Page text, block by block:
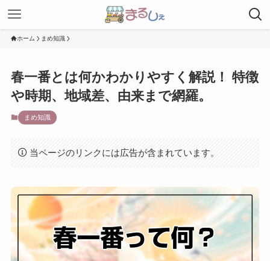
ホーム まめ知識
春一番とは何かわかりやすく解説！ 特徴
や時期、地域差、由来まで網羅。
まめ知識
当ページのリンクには広告が含まれています。